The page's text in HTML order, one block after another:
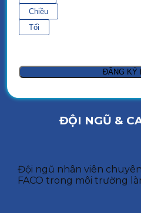
Chiều
Tối
ĐỘI NGŨ &
Đội ngũ nhân viên
FACO trong môi trường